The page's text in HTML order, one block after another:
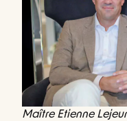
Maître Etienne